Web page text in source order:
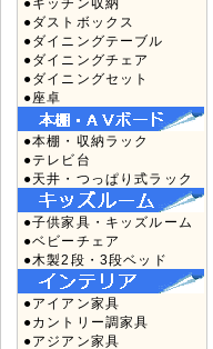
●ダストボックス
●ダイニングテーブル
●ダイニングチェア
●ダイニングセット
●座卓
●本棚・収納ラック
●テレビ台
●天井・つっぱり式ラック
●子供家具・キッズルーム
●ベビーチェア
●木製2段・3段ベッド
●アイアン家具
●カントリー調家具
●アジアン家具